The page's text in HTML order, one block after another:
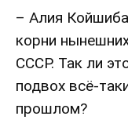
– Алия
корни
СССР. Так ли
подвох всё-
прошлом?